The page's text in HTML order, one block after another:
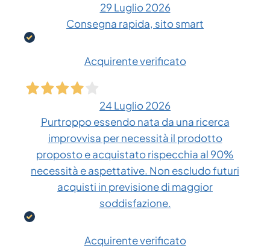
29 Luglio 2026
Consegna rapida, sito smart
Acquirente verificato
24 Luglio 2026
Purtroppo essendo nata da una ricerca
improvvisa per necessità il prodotto
proposto e acquistato rispecchia al 90%
necessità e aspettative. Non escludo futuri
acquisti in previsione di maggior
soddisfazione.
Acquirente verificato